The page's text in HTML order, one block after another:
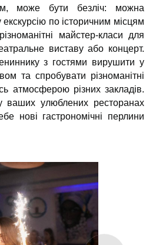
може бути безліч: можна
по історичним місцям
майстер-класи для
виставу або концерт.
з гостями вирушити у
та спробувати різноманітні
атмосферою різних закладів.
ваших улюблених ресторанах
нові гастрономічні перлини